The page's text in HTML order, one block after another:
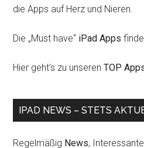
die Apps auf Herz und Nieren.
Die „Must have“ iPad Apps
Hier geht's zu unserenTOP
IPAD NEWS – STETS
Regelmäßig News,